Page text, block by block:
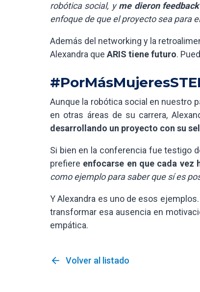
robótica social, yme dieron
enfoque de que el proyecto sea para
Además del networking y la
Alexandra que ARIS tiene futuro.
Aunque la robótica social en nuestro
en otras áreas de su carrera,
desarrollando un proyecto con su
Si bien en la conferencia fue testigo
prefiere enfocarse en que cada vez
como ejemplo para saber que sí es
Y Alexandra es uno de esos
transformar esa ausencia en
empática.
arrow_back Volver al listado